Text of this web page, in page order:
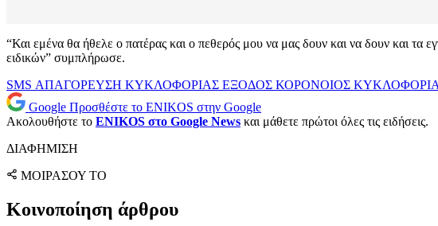
“Και εμένα θα ήθελε ο πατέρας και ο πεθερός μου να μας δουν και να δουν και τα
ειδικών” συμπλήρωσε.
SMS ΑΠΑΓΟΡΕΥΣΗ ΚΥΚΛΟΦΟΡΙΑΣ ΕΞΟΔΟΣ ΚΟΡΟΝΟΙΟΣ ΚΥΚΛΟΦΟΡΙΑ
Google Προσθέστε το ENIKOS στην Google
Ακολουθήστε το ENIKOS στο Google News και μάθετε πρώτοι όλες τις ειδήσεις.
ΔΙΑΦΗΜΙΣΗ
ΜΟΙΡΑΣΟΥ ΤΟ
Κοινοποίηση άρθρου